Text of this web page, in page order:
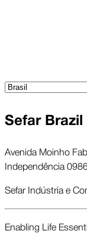
Sefar Brazil
Avenida Moinho
Independência
Sefar Indústria e
Enabling Life